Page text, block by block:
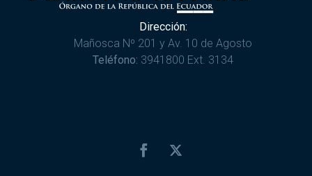
Dirección:
Mañosca Nº 201 y Av. 10 de Agosto
Teléfono: 3941800 Ext. 3134